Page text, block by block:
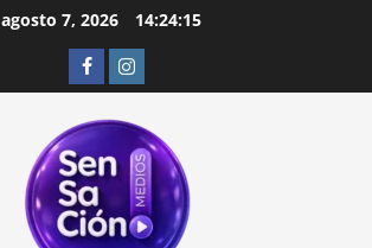
agosto 7, 2026 14:24:16
FacebookInstagram